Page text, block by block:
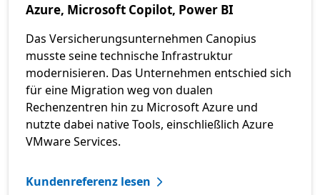
Azure, Microsoft Copilot, Power BI
Das Versicherungsunternehmen Canopius
musste seine technische Infrastruktur
modernisieren. Das Unternehmen entschied sich
für eine Migration weg von dualen
Rechenzentren hin zu Microsoft Azure und
nutzte dabei native Tools, einschließlich Azure
VMware Services.
Kundenreferenz lesen